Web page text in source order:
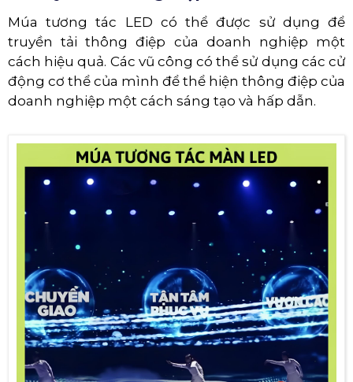
Múa tương tác LED có thể được sử dụng để
truyền tải thông điệp của doanh nghiệp một
cách hiệu quả. Các vũ công có thể sử dụng các cử
động cơ thể của mình để thể hiện thông điệp của
doanh nghiệp một cách sáng tạo và hấp dẫn.